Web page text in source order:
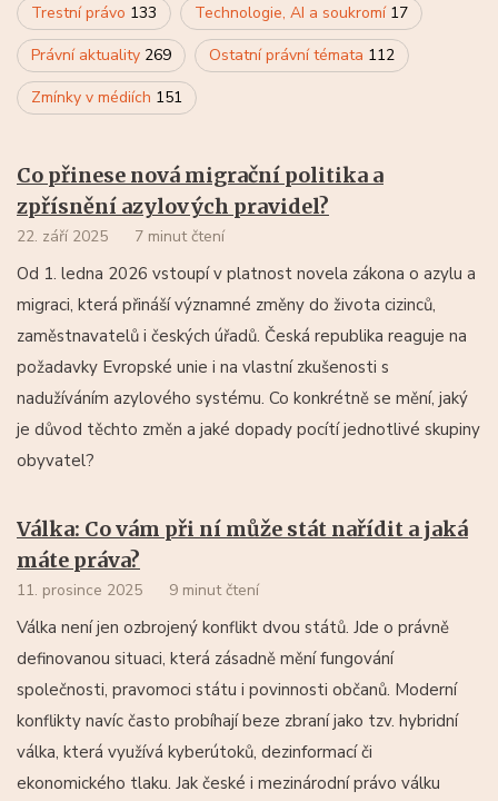
Trestní právo 133 Technologie, AI a soukromí 17
Právní aktuality 269 Ostatní právní témata 112
Zmínky v médiích 151
Co přinese nová migrační politika a
zpřísnění azylových pravidel?
22. září 2025 7 minut čtení
Od 1. ledna 2026 vstoupí v platnost novela zákona o azylu a
migraci, která přináší významné změny do života cizinců,
zaměstnavatelů i českých úřadů. Česká republika reaguje na
požadavky Evropské unie i na vlastní zkušenosti s
nadužíváním azylového systému. Co konkrétně se mění, jaký
je důvod těchto změn a jaké dopady pocítí jednotlivé skupiny
obyvatel?
Válka: Co vám při ní může stát nařídit a jaká
máte práva?
11. prosince 2025 9 minut čtení
Válka není jen ozbrojený konflikt dvou států. Jde o právně
definovanou situaci, která zásadně mění fungování
společnosti, pravomoci státu i povinnosti občanů. Moderní
konflikty navíc často probíhají beze zbraní jako tzv. hybridní
válka, která využívá kyberútoků, dezinformací či
ekonomického tlaku. Jak české i mezinárodní právo válku